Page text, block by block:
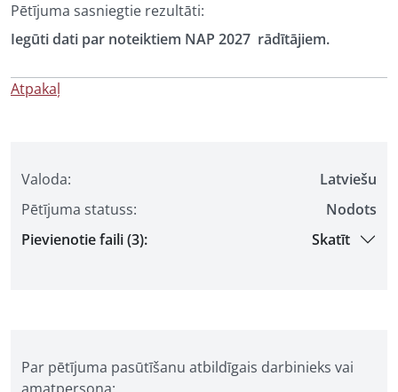
Valoda:
Latviešu
Pētījuma statuss:
Nodots
Pievienotie faili (3):
Skatīt
Par pētījuma pasūtīšanu atbildīgais darbinieks vai
Pētījuma sasniegtie rezultāti:
Iegūti dati par noteiktiem NAP 2027 rādītājiem.
Atpakaļ